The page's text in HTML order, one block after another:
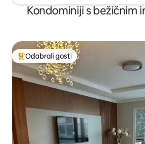
Kondominiji s bežičnim
Među najviše rangiranima s oznakom
Odabrali gosti